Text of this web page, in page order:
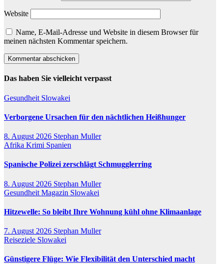
Website
Name, E-Mail-Adresse und Website in diesem Browser für
meinen nächsten Kommentar speichern.
Das haben Sie vielleicht verpasst
Gesundheit Slowakei
Verborgene Ursachen für den nächtlichen Heißhunger
8. August 2026 Stephan Muller
Afrika Krimi Spanien
Spanische Polizei zerschlägt Schmugglerring
8. August 2026 Stephan Muller
Gesundheit Magazin Slowakei
Hitzewelle: So bleibt Ihre Wohnung kühl ohne Klimaanlage
7. August 2026 Stephan Muller
Reiseziele Slowakei
Günstigere Flüge: Wie Flexibilität den Unterschied macht